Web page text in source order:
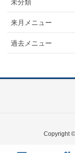
未分類
来月メニュー
過去メニュー
Copyright